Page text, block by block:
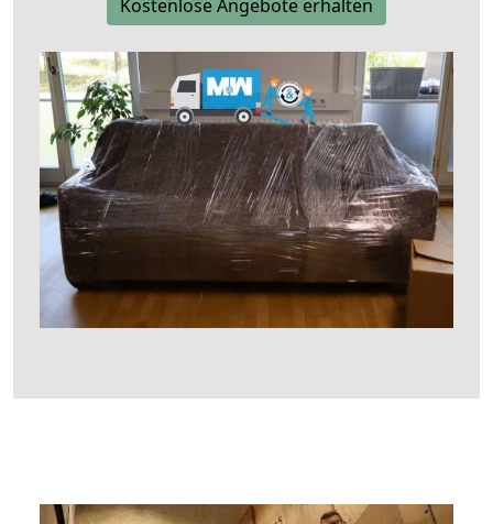
Kostenlose Angebote erhalten